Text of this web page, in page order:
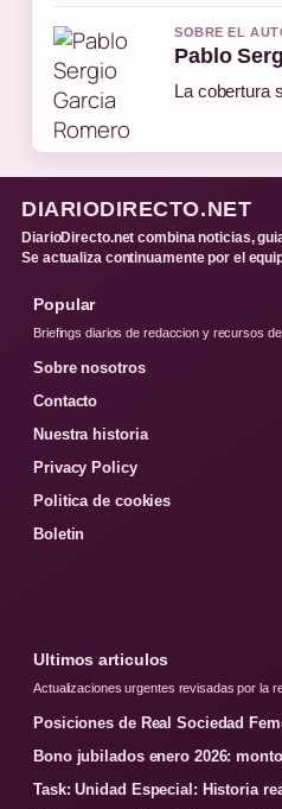
SOBRE EL
Pablo
La cobertura
DIARIODIRECTO.NET
DiarioDirecto.net combina noticias,
Se actualiza continuamente por el
Popular
Briefings diarios de redaccion y recursos
Sobre nosotros
Contacto
Nuestra historia
Privacy Policy
Politica de cookies
Boletin
Ultimos articulos
Actualizaciones urgentes revisadas por la
Posiciones de Real Sociedad
Bono jubilados enero 2026:
Task: Unidad Especial: Historia